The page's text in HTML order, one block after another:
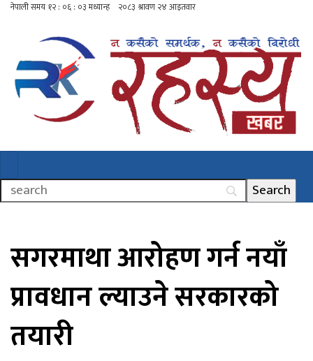
सगरमाथा आरोहण गर्न नयाँ
प्रावधान ल्याउने सरकारको
तयारी